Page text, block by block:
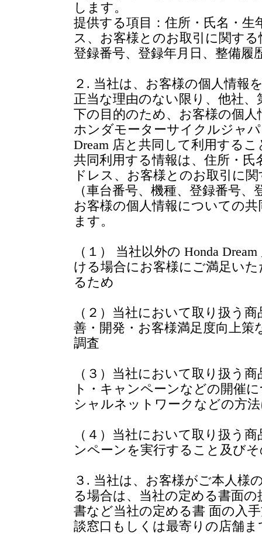
します。
提供する項目：住所・氏名・
ス、お客様とのお取引に関す
登録番号、登録年月日、整備履
２. 当社は、お客様の個人情報
正当な理由のない限り、他社
下の目的のため、お客様の個
ホンダモーターサイクルジャ
Dream 店と共同して利用する
共同利用する情報は、住所・
ドレス、お客様とのお取引に
（車台番号、機種、登録番号
お客様の個人情報についての
ます。
（１） 当社以外の Honda
ける場合にお客様にご満足い
るため
（２）当社において取り扱う
善・開発・お客様満足度向上
調査
（３）当社において取り扱う
ト・キャンペーンなどの開催
シャルネットワークなどの方
（４）当社において取り扱う
ンペーンを実行すること及び
３. 当社は、お客様がご本人様
る場合は、当社の定める書面
書など当社の定める書 面の入
談窓口もしくは最寄りの店舗